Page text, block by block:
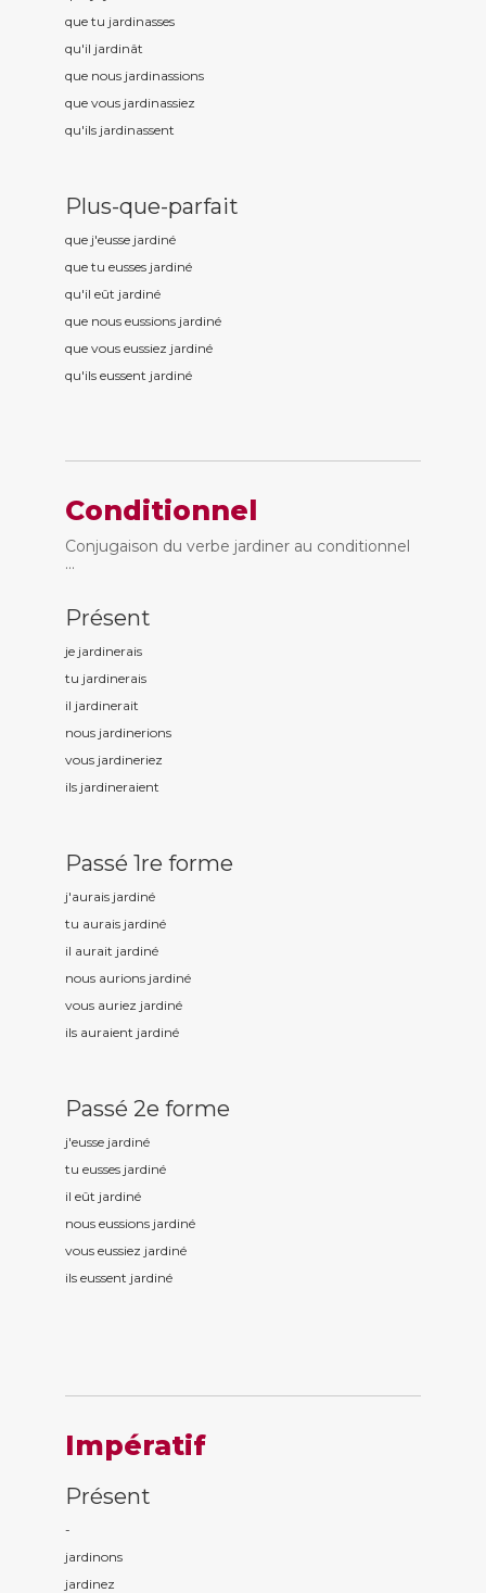
que tu jardinasses
qu'il jardinât
que nous jardinassions
que vous jardinassiez
qu'ils jardinassent
Plus-que-parfait
que j'eusse jardiné
que tu eusses jardiné
qu'il eût jardiné
que nous eussions jardiné
que vous eussiez jardiné
qu'ils eussent jardiné
Conditionnel
Conjugaison du verbe jardiner au conditionnel
...
Présent
je jardinerais
tu jardinerais
il jardinerait
nous jardinerions
vous jardineriez
ils jardineraient
Passé 1re forme
j'aurais jardiné
tu aurais jardiné
il aurait jardiné
nous aurions jardiné
vous auriez jardiné
ils auraient jardiné
Passé 2e forme
j'eusse jardiné
tu eusses jardiné
il eût jardiné
nous eussions jardiné
vous eussiez jardiné
ils eussent jardiné
Impératif
Présent
-
jardinons
jardinez